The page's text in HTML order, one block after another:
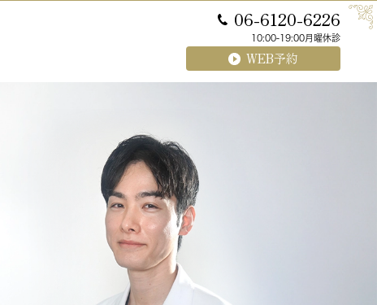
06-6120-6226
10:00‐19:00月曜休診
WEB予約